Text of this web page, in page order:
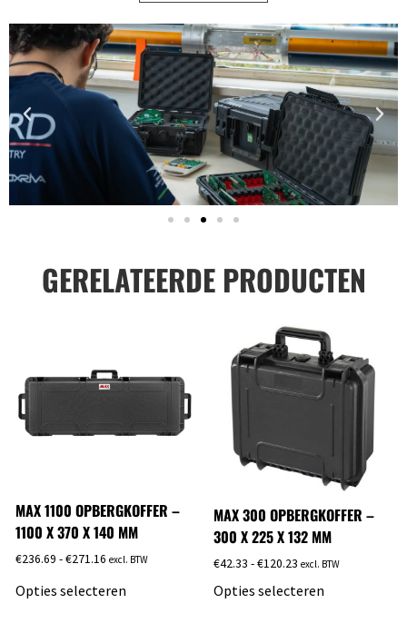
GERELATEERDE PRODUCTEN
MAX 1100 OPBERGKOFFER –
1100 X 370 X 140 MM
€236.69 -€271.16 excl. BTW
Opties selecteren
MAX 300 OPBERGKOFFER –
300 X 225 X 132 MM
€42.33 -€120.23 excl. BTW
Opties selecteren